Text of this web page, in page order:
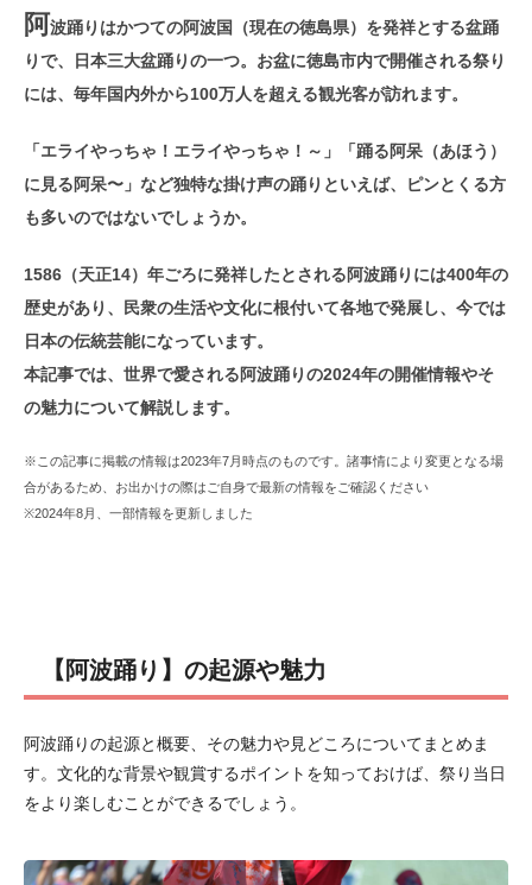
阿波踊りはかつての阿波国（現在の徳島県）を発祥とする盆踊
りで、日本三大盆踊りの一つ。お盆に徳島市内で開催される祭り
には、毎年国内外から100万人を超える観光客が訪れます。
「エライやっちゃ！エライやっちゃ！～」「踊る阿呆（あほう）
に見る阿呆〜」など独特な掛け声の踊りといえば、ピンとくる方
も多いのではないでしょうか。
1586（天正14）年ごろに発祥したとされる阿波踊りには400年の
歴史があり、民衆の生活や文化に根付いて各地で発展し、今では
日本の伝統芸能になっています。
本記事では、世界で愛される阿波踊りの2024年の開催情報やそ
の魅力について解説します。
※この記事に掲載の情報は2023年7月時点のものです。諸事情により変更となる場
合があるため、お出かけの際はご自身で最新の情報をご確認ください
※2024年8月、一部情報を更新しました
【阿波踊り】の起源や魅力
阿波踊りの起源と概要、その魅力や見どころについてまとめま
す。文化的な背景や観賞するポイントを知っておけば、祭り当日
をより楽しむことができるでしょう。